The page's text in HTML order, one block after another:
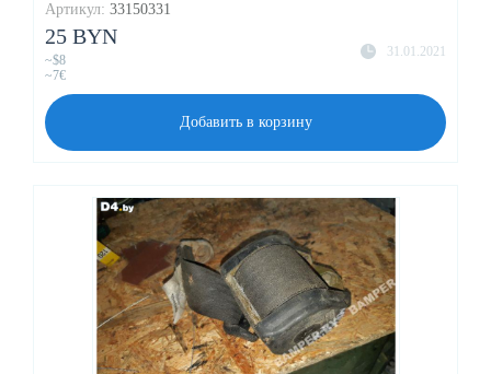
Артикул: 33150331
31.01.2021
25 BYN
~$8
~7€
Добавить в корзину